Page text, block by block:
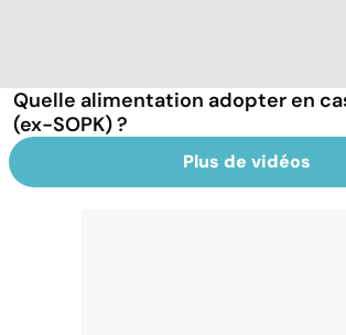
Quelle alimentation adopter en
(ex-SOPK) ?
Plus de vidéos